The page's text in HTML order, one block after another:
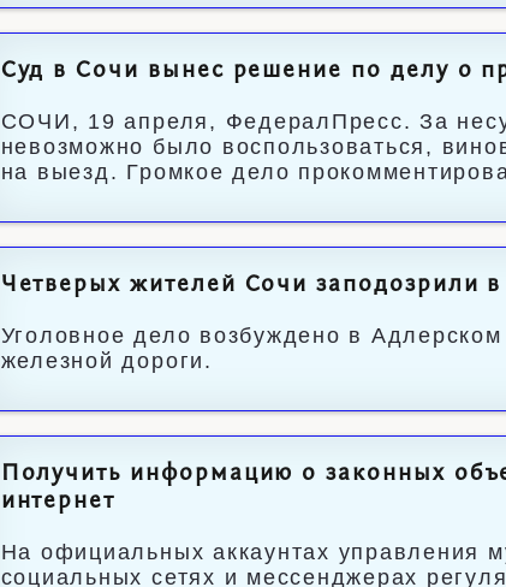
Суд в Сочи вынес решение по делу о
СОЧИ, 19 апреля, ФедералПресс. За
невозможно было воспользоваться,
на выезд. Громкое дело
Четверых жителей Сочи заподозрили
Уголовное дело возбуждено в
железной дороги.
Получить информацию о законных
интернет
На официальных аккаунтах управления
социальных сетях и мессенджерах